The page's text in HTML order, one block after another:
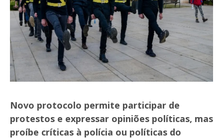
Novo protocolo permite participar de
protestos e expressar opiniões políticas, mas
proíbe críticas à polícia ou políticas do